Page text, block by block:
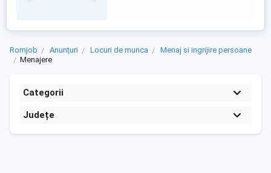
Romjob Anunțuri Locuri de munca
Menaj si ingrijire persoane
Menajere
Categorii
Județe